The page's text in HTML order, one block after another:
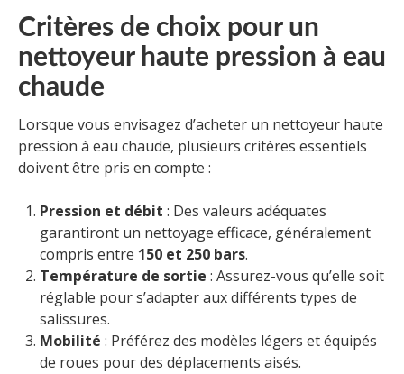
Critères de choix pour un
nettoyeur haute pression à eau
chaude
Lorsque vous envisagez d’acheter un nettoyeur haute
pression à eau chaude, plusieurs critères essentiels
doivent être pris en compte :
Pression et débit : Des valeurs adéquates
garantiront un nettoyage efficace, généralement
compris entre 150 et 250 bars.
Température de sortie : Assurez-vous qu’elle soit
réglable pour s’adapter aux différents types de
salissures.
Mobilité : Préférez des modèles légers et équipés
de roues pour des déplacements aisés.